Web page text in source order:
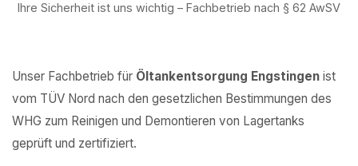
Ihre Sicherheit ist uns wichtig – Fachbetrieb nach § 62 AwSV
Unser Fachbetrieb für Öltankentsorgung Engstingen ist
vom TÜV Nord nach den gesetzlichen Bestimmungen des
WHG zum Reinigen und Demontieren von Lagertanks
geprüft und zertifiziert.